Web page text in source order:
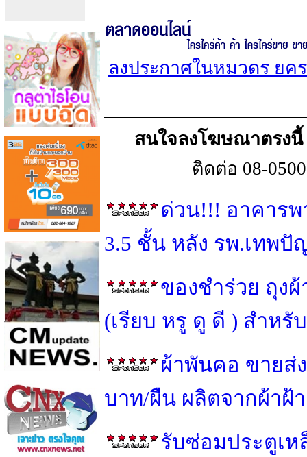
ลงประกาศในหมวดร ย
สนใจลงโฆษณาตรงนี้
ติดต่อ 08-
ด่วน!!! อาคาร
3.5 ชั้น หลัง รพ.เทพ
ของชำร่วย ถุง
(เรียบ หรู ดู ดี ) สำหรั
ผ้าพันคอ ขายส่
บาท/ผืน ผลิตจากผ้าฝ้
รับซ่อมประตูเห